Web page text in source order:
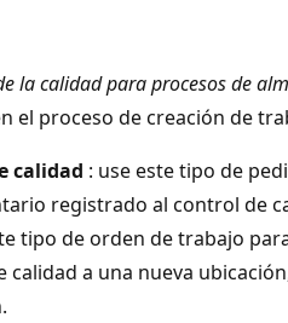
la calidad para procesos de
el proceso de creación de
calidad : use este tipo de
registrado al control de
tipo de orden de trabajo
a una nueva